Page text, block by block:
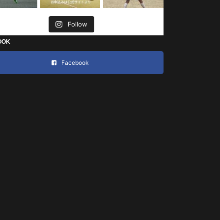
Follow
Facebook